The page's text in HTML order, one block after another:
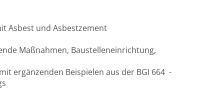
Asbest und Asbestzement
Maßnahmen, Baustelleneinrichtung,
ergänzenden Beispielen aus der BGI 664 -